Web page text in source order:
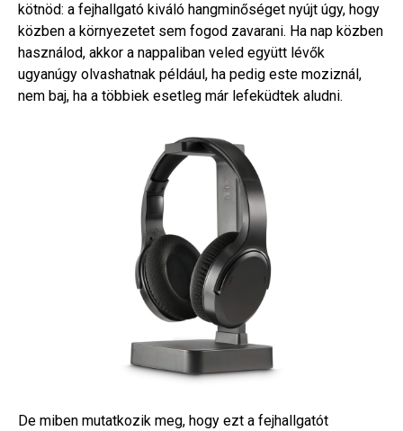
kötnöd: a fejhallgató kiváló hangminőséget nyújt úgy, hogy
közben a környezetet sem fogod zavarani. Ha nap közben
használod, akkor a nappaliban veled együtt lévők
ugyanúgy olvashatnak például, ha pedig este moziznál,
nem baj, ha a többiek esetleg már lefeküdtek aludni.
De miben mutatkozik meg, hogy ezt a fejhallgatót